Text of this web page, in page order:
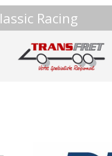
Racing